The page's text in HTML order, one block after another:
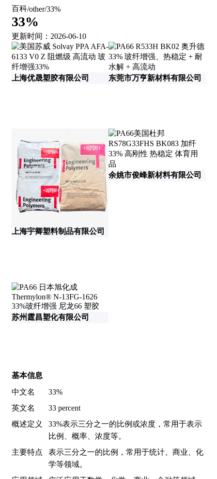
百科/other/33%
33%
更新时间：2026-06-10
上海优晟塑胶有限公司 东莞市万亨新材料有限公司
上海宇卿塑料制品有限公司
余姚市俊峰新材料有限公司
苏州霆昌塑化有限公司
基本信息
中文名
33%
英文名
33 percent
概述定义
33%表示三分之一的比例或浓度，常用于表示
比例、概率、浓度等。
主要特点
表示三分之一的比例，常用于统计、商业、化
学等领域。